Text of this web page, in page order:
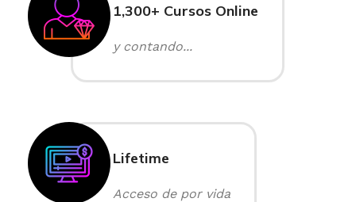
1,300+ Cursos Online
y contando...
Lifetime
Acceso de por vida